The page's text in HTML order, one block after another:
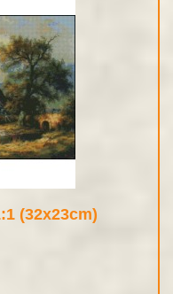
(32x23cm)